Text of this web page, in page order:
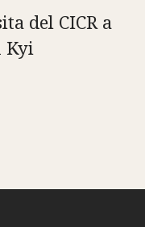
del CICR a
Kyi